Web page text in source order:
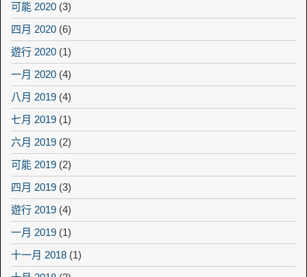
可能 2020 (3)
四月 2020 (6)
遊行 2020 (1)
一月 2020 (4)
八月 2019 (4)
七月 2019 (1)
六月 2019 (2)
可能 2019 (2)
四月 2019 (3)
遊行 2019 (4)
一月 2019 (1)
十一月 2018 (1)